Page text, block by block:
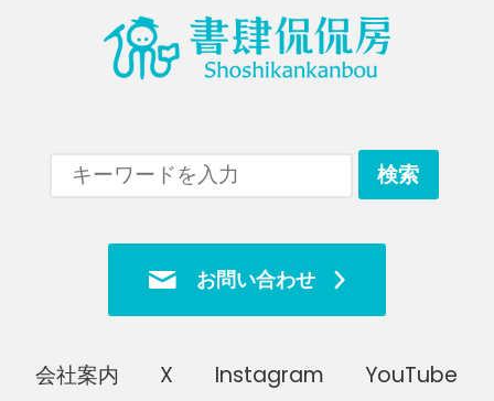
お問い合わせ
会社案内 X Instagram YouTube